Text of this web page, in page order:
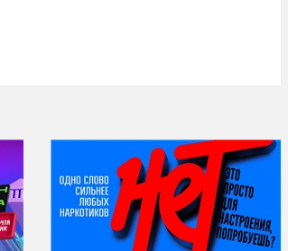
НИ ДНЯ БЕЗ ДАТЫ...
07 августа
Я встретил вас – и
всё былое...